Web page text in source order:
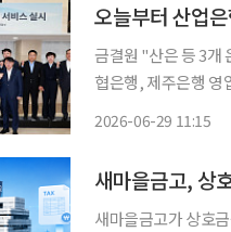
오늘부터 산업
금결원 "산은 등 3개 은행 추
협은행, 제주은행 영
2026-06-29 11:15
새마을금고, 상
새마을금고가 상호금융